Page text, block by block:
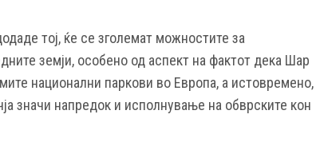
тој, ќе се зголемат можностите за
земји, особено од аспект на фактот дека Шар
национални паркови во Европа, а истовремено,
значи напредок и исполнување на обврските кон